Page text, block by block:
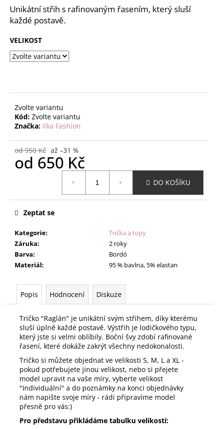
z
5
hvězdiček.
Unikátní střih s rafinovaným řasením, který sluší
každé postavě.
VELIKOST
Zvolte variantu
Kód: Zvolte variantu
Značka: Ilka Fashion
od 950 Kč až –31 %
od 650 Kč
DO KOŠÍKU
Kategorie:
Trička a topy
Záruka:
2 roky
Barva:
Bordó
Materiál: 95 % bavlna, 5% elastan
Zeptat se
Popis Hodnocení Diskuze
Tričko "Raglán" je unikátní svým střihem, díky kterému
sluší úplně každé postavě. Výstřih je lodičkového typu,
který jste si velmi oblíbily. Boční švy zdobí rafinované
řasení, které dokáže zakrýt všechny nedokonalosti.
Tričko si můžete objednat ve velikosti S, M, L a XL -
pokud potřebujete jinou velikost, nebo si přejete
model upravit na vaše míry, vyberte velikost
"Individuální" a do poznámky na konci objednávky
nám napište svoje míry - rádi připravíme model
přesně pro vás:)
Pro představu přikládáme tabulku velikostí:
u
j
m
e